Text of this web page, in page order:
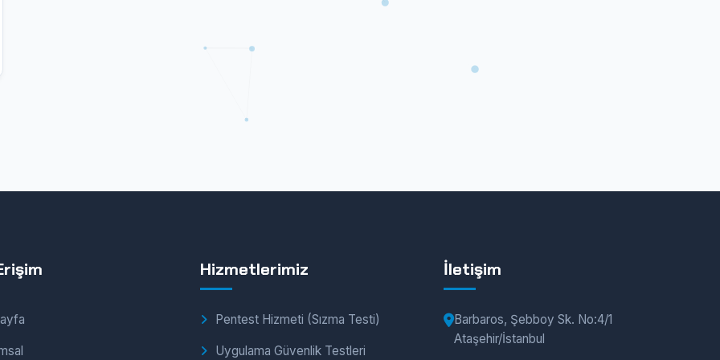
Hizmetlerimiz
Pentest Hizmeti (Sızma Testi)
Uygulama Güvenlik Testleri
İletişim
Barbaros, Şebboy Sk. No:4/1
Ataşehir/İstanbul